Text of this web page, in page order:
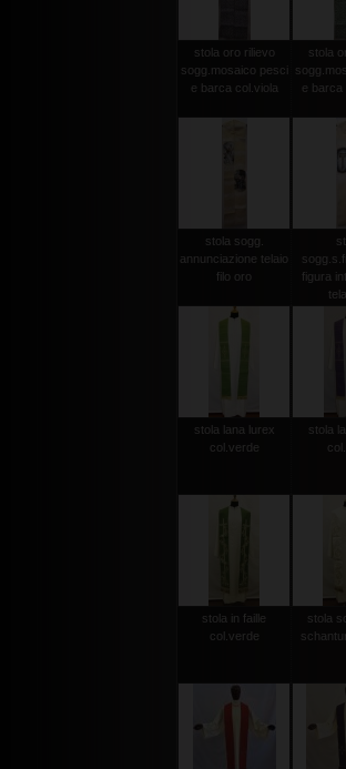
stola oro rilievo
sogg.mosaico pesci
e barca col.viola
stola
e barca
stola sogg.
annunciazione telaio
filo oro
figura
stola lana lurex
col.verde
stola
stola in faille
col.verde
stola